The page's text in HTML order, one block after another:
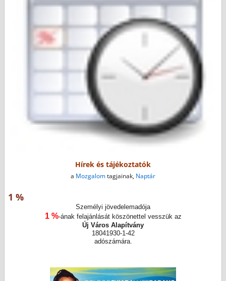
Hírek és tájékoztatók
a Mozgalomtagjainak, Naptár
1 %
Személyi jövedelemadója
1 %-ának felajánlását köszönettel vesszük az
Új Város Alapítvány
18041930-1-42
adószámára.